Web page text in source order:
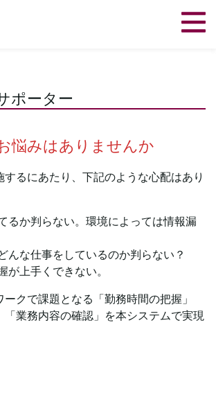
ポーター
悩みはありませんか
するにあたり、下記のような心配はあり
るか判らない。環境によっては情報漏
んな仕事をしているのか判らない？
が上手くできない。
ークで課題となる「勤務時間の把握」
「業務内容の確認」を本システムで実現